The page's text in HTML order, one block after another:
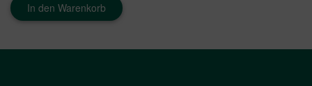
In den Warenkorb